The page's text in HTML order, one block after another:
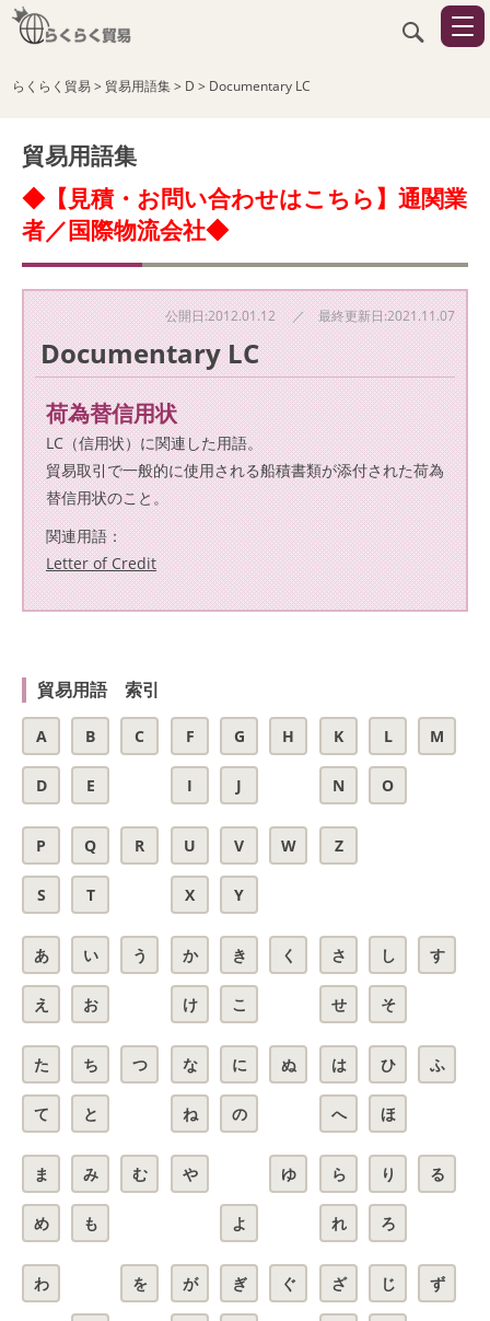
らくらく貿易> 貿易用語集> D > Documentary LC
貿易用語集
◆【見積・お問い合わせはこちら】通関業
者／国際物流会社◆
公開日:2012.01.12 ／ 最終更新日:2021.11.07
Documentary LC
荷為替信用状
LC（信用状）に関連した用語。
貿易取引で一般的に使用される船積書類が添付された荷為
替信用状のこと。
関連用語：
Letter of Credit
貿易用語 索引
A B C
D E
F G H
I J
K L M
N O
P Q R
S T
U V W
X Y
Z
あ い う
え お
か き く
け こ
さ し す
せ そ
た ち つ
て と
な に ぬ
ね の
は ひ ふ
へ ほ
ま み む
め も
や ゆ
よ
ら り る
れ ろ
わ を が ぎ ぐ ざ じ ず